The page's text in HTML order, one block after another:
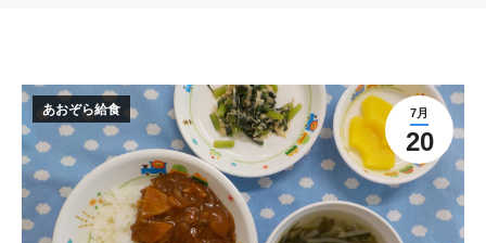
7月
20
あおぞら給食